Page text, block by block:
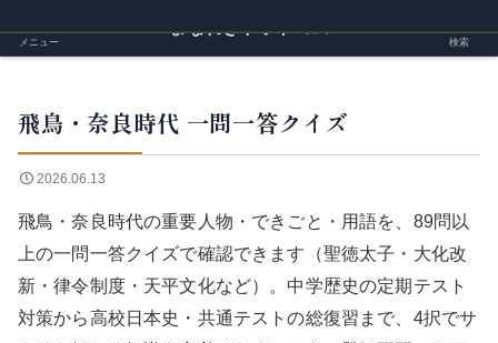
飛鳥・奈良時代 一問一答クイズ
2026.06.13
飛鳥・奈良時代の重要人物・できごと・用語を、89問以
上の一問一答クイズで確認できます（聖徳太子・大化改
新・律令制度・天平文化など）。中学歴史の定期テスト
対策から高校日本史・共通テストの総復習まで、4択でサ
メニュー 検索